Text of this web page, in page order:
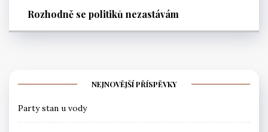
Rozhodně se politiků nezastávám
NEJNOVĚJŠÍ PŘÍSPĚVKY
Party stan u vody